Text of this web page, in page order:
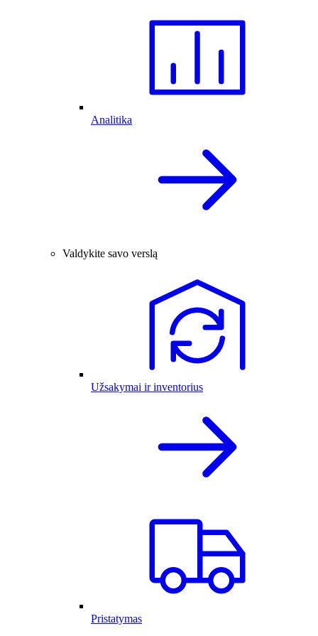
Analitika
Valdykite savo verslą
Užsakymai ir inventorius
Pristatymas